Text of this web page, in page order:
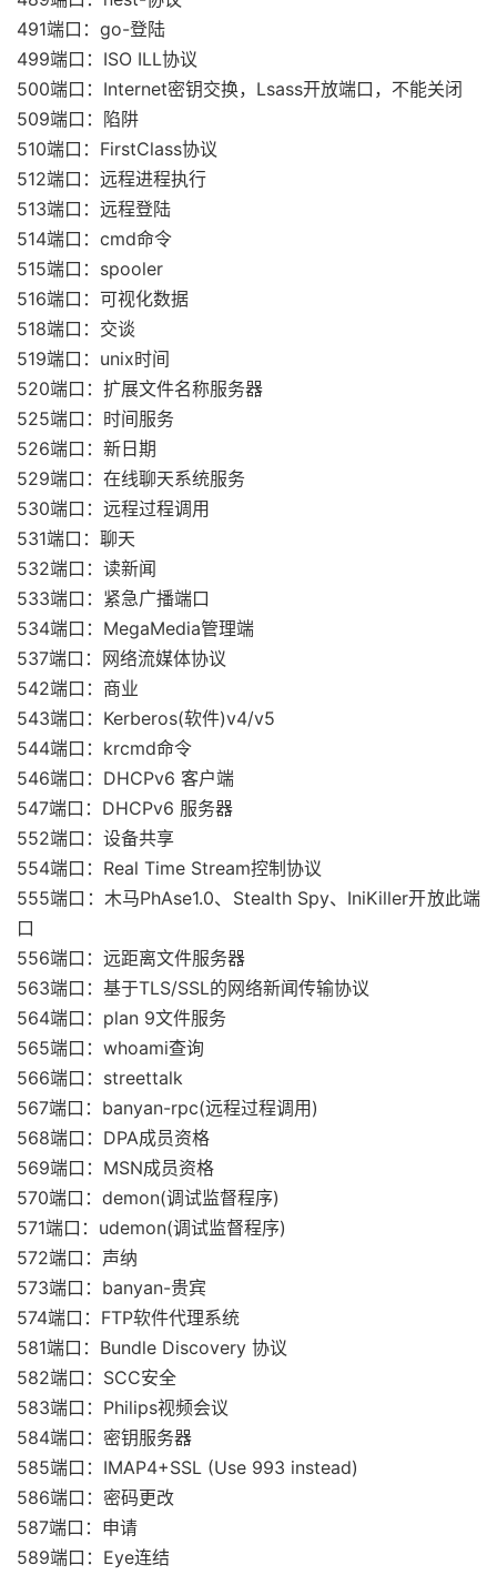
491端口：go-登陆
499端口：ISO ILL协议
500端口：Internet密钥交换，Lsass开放端口，不能关闭
509端口：陷阱
510端口：FirstClass协议
512端口：远程进程执行
513端口：远程登陆
514端口：cmd命令
515端口：spooler
516端口：可视化数据
518端口：交谈
519端口：unix时间
520端口：扩展文件名称服务器
525端口：时间服务
526端口：新日期
529端口：在线聊天系统服务
530端口：远程过程调用
531端口：聊天
532端口：读新闻
533端口：紧急广播端口
534端口：MegaMedia管理端
537端口：网络流媒体协议
542端口：商业
543端口：Kerberos(软件)v4/v5
544端口：krcmd命令
546端口：DHCPv6 客户端
547端口：DHCPv6 服务器
552端口：设备共享
554端口：Real Time Stream控制协议
555端口：木马PhAse1.0、Stealth Spy、IniKiller开放此端
口
556端口：远距离文件服务器
563端口：基于TLS/SSL的网络新闻传输协议
564端口：plan 9文件服务
565端口：whoami查询
566端口：streettalk
567端口：banyan-rpc(远程过程调用)
568端口：DPA成员资格
569端口：MSN成员资格
570端口：demon(调试监督程序)
571端口：udemon(调试监督程序)
572端口：声纳
573端口：banyan-贵宾
574端口：FTP软件代理系统
581端口：Bundle Discovery 协议
582端口：SCC安全
583端口：Philips视频会议
584端口：密钥服务器
585端口：IMAP4+SSL (Use 993 instead)
586端口：密码更改
587端口：申请
589端口：Eye连结